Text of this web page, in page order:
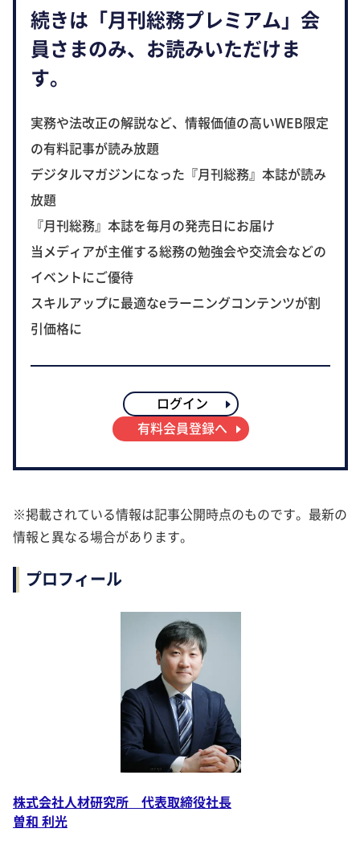
続きは「月刊総務プレミアム」会
員さまのみ、お読みいただけま
す。
実務や法改正の解説など、情報価値の高いWEB限定
の有料記事が読み放題
デジタルマガジンになった『月刊総務』本誌が読み
放題
『月刊総務』本誌を毎月の発売日にお届け
当メディアが主催する総務の勉強会や交流会などの
イベントにご優待
スキルアップに最適なeラーニングコンテンツが割
引価格に
ログイン
有料会員登録へ
※掲載されている情報は記事公開時点のものです。最新の
情報と異なる場合があります。
プロフィール
株式会社人材研究所 代表取締役社長
曽和 利光